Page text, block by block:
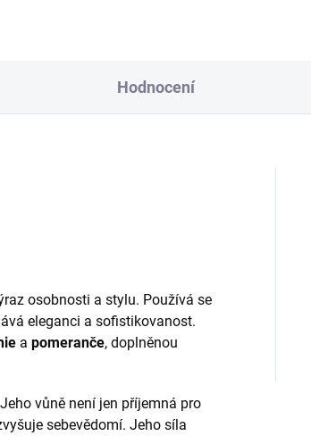
Hodnocení
osobnosti a stylu. Používá se
eleganci a sofistikovanost.
a pomeranče, doplněnou
vůně není jen příjemná pro
sebevědomí. Jeho síla